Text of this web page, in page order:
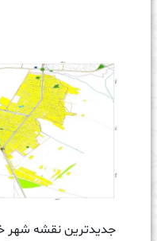
جدیدترین نقشه شهر